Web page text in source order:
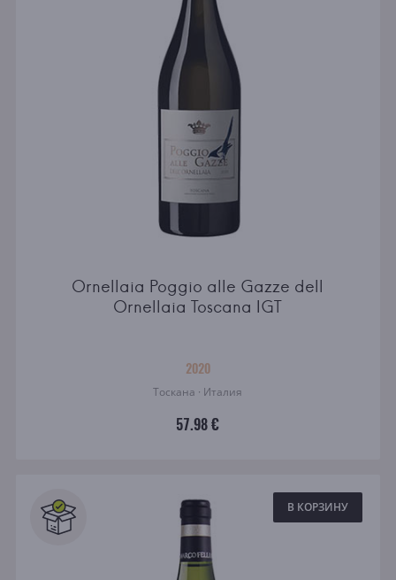
Ornellaia Poggio alle Gazze dell
Ornellaia Toscana IGT
2020
Тоскана · Италия
57.98 €
В КОРЗИНУ